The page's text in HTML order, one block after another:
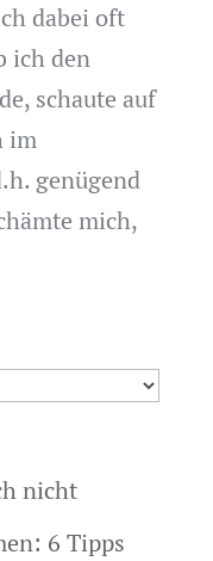
dabei oft
ich den
schaute auf
im
genügend
mich,
nicht
6 Tipps